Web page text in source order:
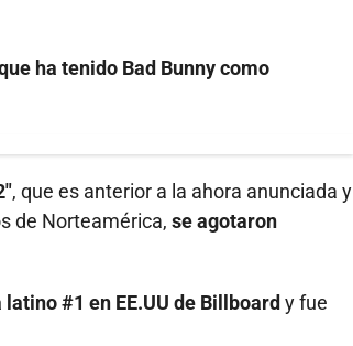
ha tenido Bad Bunny como
, que es anterior a la ahora anunciada y
de Norteamérica, se agotaron
#1 en EE.UU de Billboard y fue